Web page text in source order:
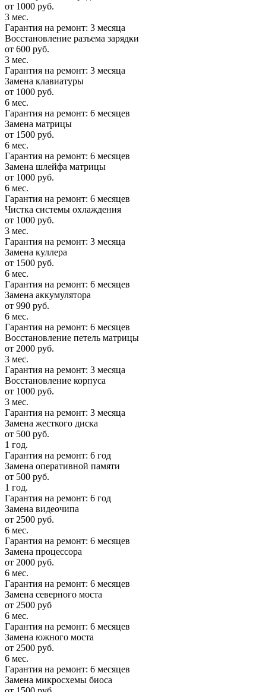
от 1000 руб.
3 мес.
Гарантия на ремонт: 3 месяца
Восстановление разъема зарядки
от 600 руб.
3 мес.
Гарантия на ремонт: 3 месяца
Замена клавиатуры
от 1000 руб.
6 мес.
Гарантия на ремонт: 6 месяцев
Замена матрицы
от 1500 руб.
6 мес.
Гарантия на ремонт: 6 месяцев
Замена шлейфа матрицы
от 1000 руб.
6 мес.
Гарантия на ремонт: 6 месяцев
Чистка системы охлаждения
от 1000 руб.
3 мес.
Гарантия на ремонт: 3 месяца
Замена куллера
от 1500 руб.
6 мес.
Гарантия на ремонт: 6 месяцев
Замена аккумулятора
от 990 руб.
6 мес.
Гарантия на ремонт: 6 месяцев
Восстановление петель матрицы
от 2000 руб.
3 мес.
Гарантия на ремонт: 3 месяца
Восстановление корпуса
от 1000 руб.
3 мес.
Гарантия на ремонт: 3 месяца
Замена жесткого диска
от 500 руб.
1 год.
Гарантия на ремонт: 6 год
Замена оперативной памяти
от 500 руб.
1 год.
Гарантия на ремонт: 6 год
Замена видеочипа
от 2500 руб.
6 мес.
Гарантия на ремонт: 6 месяцев
Замена процессора
от 2000 руб.
6 мес.
Гарантия на ремонт: 6 месяцев
Замена северного моста
от 2500 руб
6 мес.
Гарантия на ремонт: 6 месяцев
Замена южного моста
от 2500 руб.
6 мес.
Гарантия на ремонт: 6 месяцев
Замена микросхемы биоса